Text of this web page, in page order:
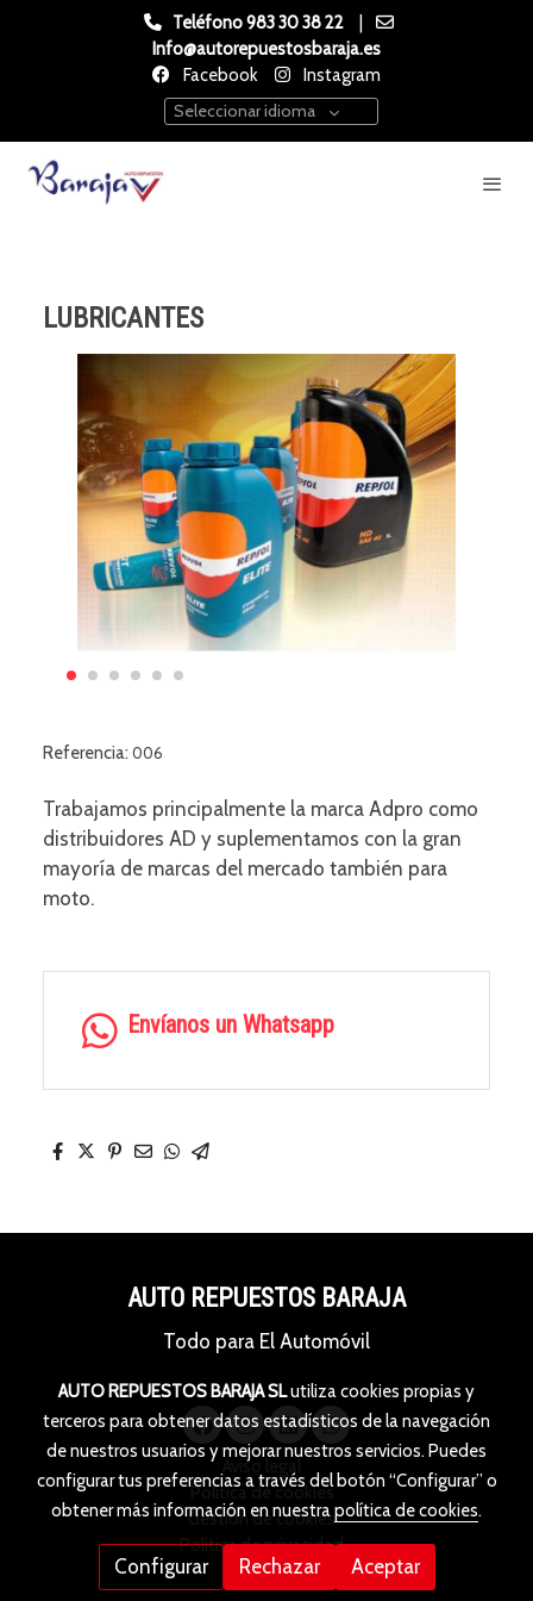
Teléfono 983 30 38 22
Info@autorepuestosbaraja.es
Facebook
Instagram
Seleccionar idioma
LUBRICANTES
Referencia: 006
Trabajamos principalmente la marca Adpro como
distribuidores AD y suplementamos con la gran
mayoría de marcas del mercado también para
moto.
Envíanos un Whatsapp
AUTO REPUESTOS BARAJA
Todo para El Automóvil
Aviso legal
Política de cookies
Gestión de cookies
Política de privacidad
AUTO REPUESTOS BARAJA SLutiliza cookies propias y
terceros para obtener datos estadísticos de la navegación
de nuestros usuarios y mejorar nuestros servicios. Puedes
configurar tus preferencias a través del botón “Configurar” o
obtener más información en nuestrapolítica de cookies.
Configurar Rechazar Aceptar